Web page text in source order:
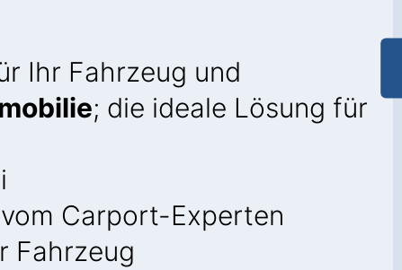
Ihr Fahrzeug und
; die ideale Lösung für
Carport-Experten
Fahrzeug